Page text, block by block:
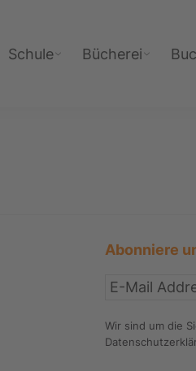
Schule Bücherei
Abonniere
Wir sind um die